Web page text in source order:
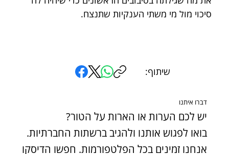
סיכוי מול מי משתי הענקיות שתנצח.
שיתוף:
דברו איתנו
יש לכם הערות או הארות על הטור?
בואו לפגוש אותנו ולהגיב ברשתות החברתיות.
אנחנו זמינים בכל הפלטפורמות. חפשו הדיסקו